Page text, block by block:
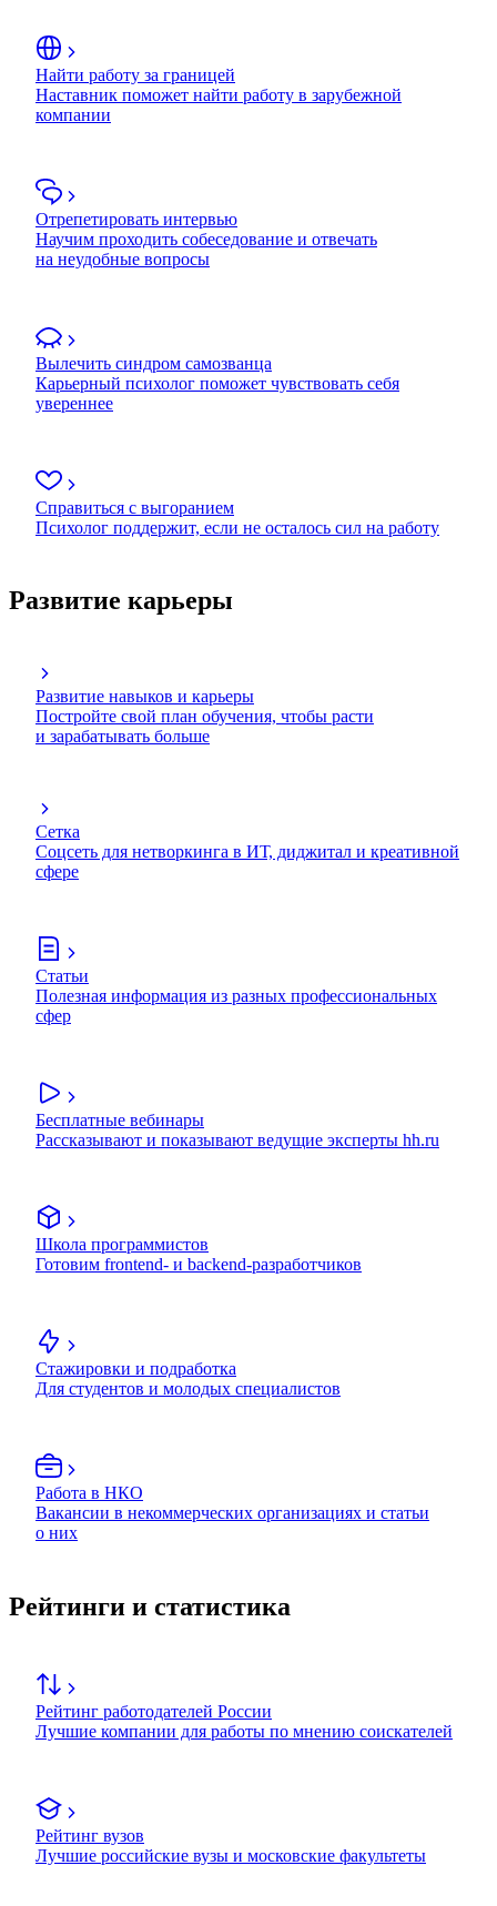
Найти работу за границей
Наставник поможет найти работу в зарубежной
компании
Отрепетировать интервью
Научим проходить собеседование и отвечать
на неудобные вопросы
Вылечить синдром самозванца
Карьерный психолог поможет чувствовать себя
увереннее
Справиться с выгоранием
Психолог поддержит, если не осталось сил на работу
Развитие карьеры
Развитие навыков и карьеры
Постройте свой план обучения, чтобы расти
и зарабатывать больше
Сетка
Соцсеть для нетворкинга в ИТ, диджитал и креативной
сфере
Статьи
Полезная информация из разных профессиональных
сфер
Бесплатные вебинары
Рассказывают и показывают ведущие эксперты hh.ru
Школа программистов
Готовим frontend- и backend-разработчиков
Стажировки и подработка
Для студентов и молодых специалистов
Работа в НКО
Вакансии в некоммерческих организациях и статьи
о них
Рейтинги и статистика
Рейтинг работодателей России
Лучшие компании для работы по мнению соискателей
Рейтинг вузов
Лучшие российские вузы и московские факультеты